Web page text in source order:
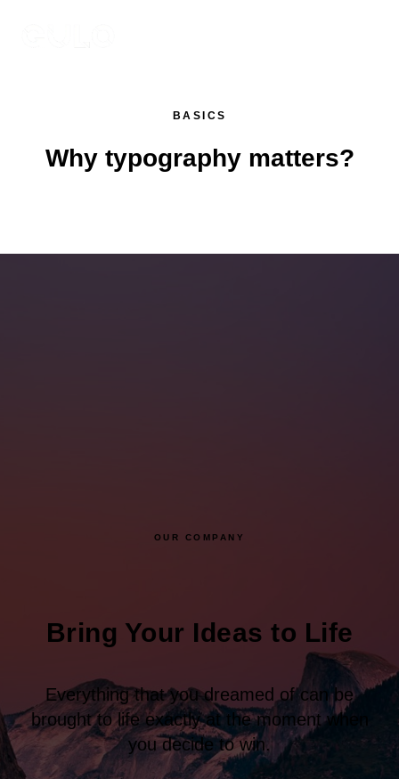
BASICS
Why typography matters?
OUR COMPANY
Bring Your Ideas to Life
Everything that you dreamed of can be
brought to life exactly at the moment when
you decide to win.